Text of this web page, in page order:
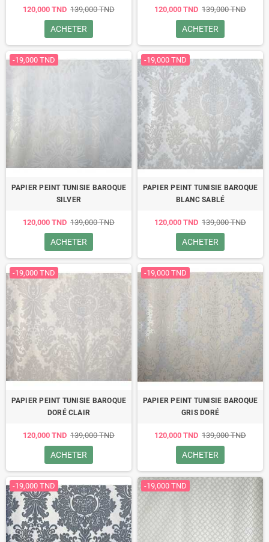
120,000 TND 139,000 TND
ACHETER
120,000 TND 139,000 TND
ACHETER
-19,000 TND
PAPIER PEINT TUNISIE BAROQUE
SILVER
120,000 TND 139,000 TND
ACHETER
-19,000 TND
PAPIER PEINT TUNISIE BAROQUE
BLANC SABLÉ
120,000 TND 139,000 TND
ACHETER
-19,000 TND
PAPIER PEINT TUNISIE BAROQUE
DORÉ CLAIR
120,000 TND 139,000 TND
ACHETER
-19,000 TND
PAPIER PEINT TUNISIE BAROQUE
GRIS DORÉ
120,000 TND 139,000 TND
ACHETER
-19,000 TND -19,000 TND